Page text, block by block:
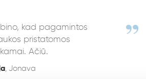
kad pagamintos
pristatomos
Ačiū.
, Jonava